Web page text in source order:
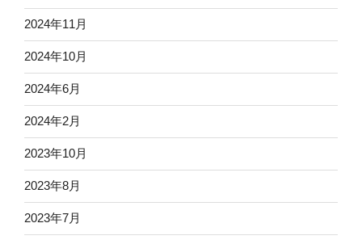
2024年11月
2024年10月
2024年6月
2024年2月
2023年10月
2023年8月
2023年7月